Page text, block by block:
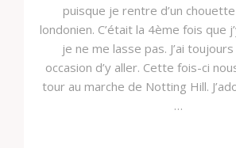
puisque je rentre d’un
londonien. C’était la 4ème fois que
je ne me lasse pas. J’ai
occasion d’y aller. Cette fois-ci
tour au marche de Notting Hill.
…